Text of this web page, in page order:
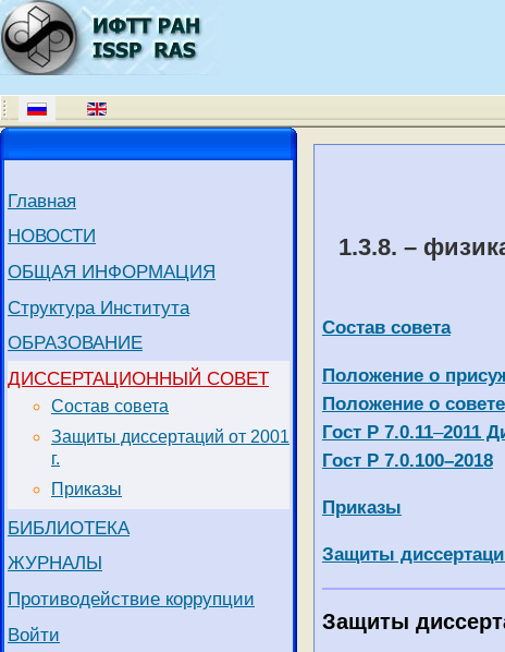
Главная
НОВОСТИ
ОБЩАЯ ИНФОРМАЦИЯ
Структура Института
ОБРАЗОВАНИЕ
ДИССЕРТАЦИОННЫЙ СОВЕТ
Состав совета
Защиты диссертаций от 2001
г.
Приказы
БИБЛИОТЕКА
ЖУРНАЛЫ
Противодействие коррупции
Войти
1.3.8. –
Состав совета
Положение о
Положение о
Гост Р 7.0.11–2011
Гост Р 7.0.100–2018
Приказы
Защиты
Защиты